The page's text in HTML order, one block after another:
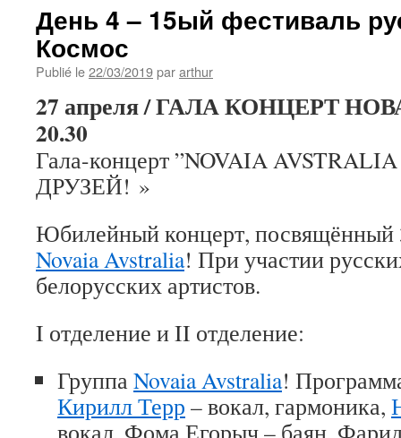
День 4 – 15ый фестиваль
Космос
Publié le22/03/2019pararthur
27 апреля / ГАЛА КОНЦЕРТ
20.30
Гала-концерт ”NOVAIA
ДРУЗЕЙ! »
Юбилейный концерт, посвящённый
Novaia Avstralia! При участии
белорусских артистов.
I отделение и II отделение:
Группа Novaia Avstralia!
Кирилл Терр – вокал, гармоника,
вокал, Фома Егорыч – баян,